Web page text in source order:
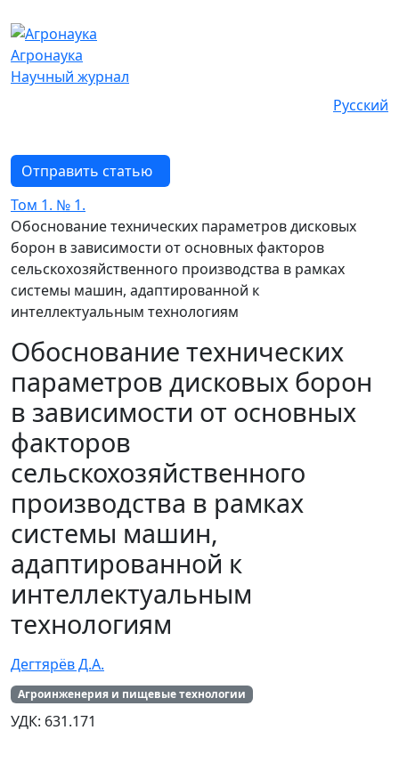
Агронаука
Научный журнал
Русский
Отправить статью
Том 1. № 1.
Обоснование технических параметров дисковых
борон в зависимости от основных факторов
сельскохозяйственного производства в рамках
системы машин, адаптированной к
интеллектуальным технологиям
Обоснование технических
параметров дисковых борон
в зависимости от основных
факторов
сельскохозяйственного
производства в рамках
системы машин,
адаптированной к
интеллектуальным
технологиям
Дегтярёв Д.А.
Агроинженерия и пищевые технологии
УДК: 631.171